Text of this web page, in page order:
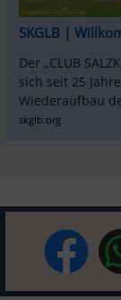
SKGLB |
Der „CLUB
sich seit 25
Wiederaufbau
skglb.org